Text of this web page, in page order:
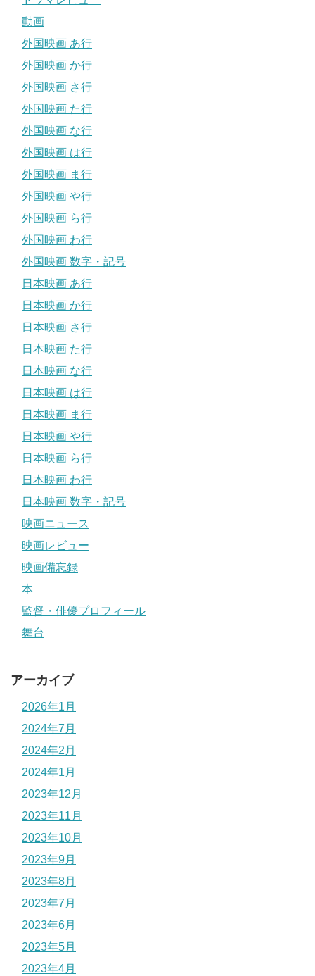
動画
外国映画 あ行
外国映画 か行
外国映画 さ行
外国映画 た行
外国映画 な行
外国映画 は行
外国映画 ま行
外国映画 や行
外国映画 ら行
外国映画 わ行
外国映画 数字・記号
日本映画 あ行
日本映画 か行
日本映画 さ行
日本映画 た行
日本映画 な行
日本映画 は行
日本映画 ま行
日本映画 や行
日本映画 ら行
日本映画 わ行
日本映画 数字・記号
映画ニュース
映画レビュー
映画備忘録
本
監督・俳優プロフィール
舞台
アーカイブ
2026年1月
2024年7月
2024年2月
2024年1月
2023年12月
2023年11月
2023年10月
2023年9月
2023年8月
2023年7月
2023年6月
2023年5月
2023年4月